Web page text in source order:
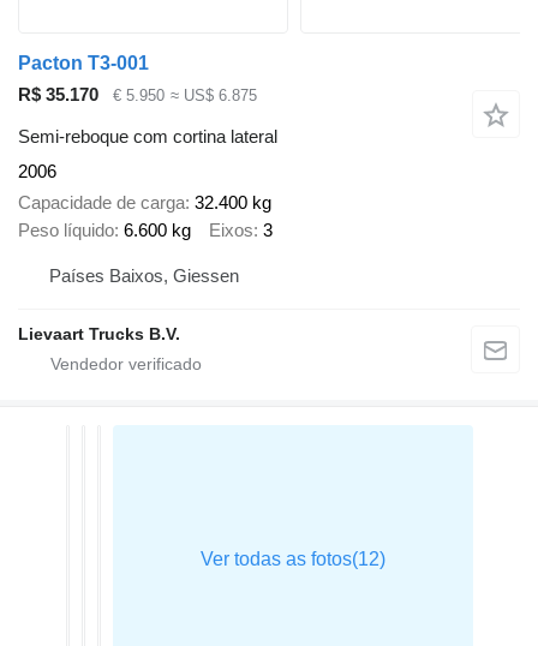
Pacton T3-001
R$ 35.170
€ 5.950 ≈ US$ 6.875
Semi-reboque com cortina lateral
2006
Capacidade de carga 32.400 kg
Peso líquido 6.600 kg Eixos 3
Países Baixos, Giessen
Lievaart Trucks B.V.